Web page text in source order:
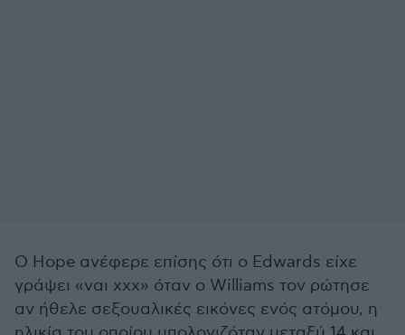
Ο Hope ανέφερε επίσης ότι ο Edwards είχε
γράψει «ναι xxx» όταν ο Williams τον ρώτησε
αν ήθελε σεξουαλικές εικόνες ενός ατόμου, η